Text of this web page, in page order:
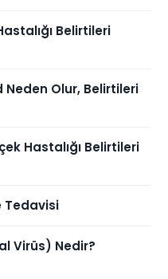
Belirtileri
Neden Olur, Belirtileri
Hastalığı Belirtileri
Tedavisi
Virüs) Nedir?